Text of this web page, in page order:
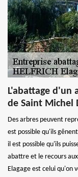
L'abattage d'un
de Saint Michel
Des arbres peuvent
est possible qu'ils
il est possible qu'ils
abattre et le recours
Elagage est celui qu'on